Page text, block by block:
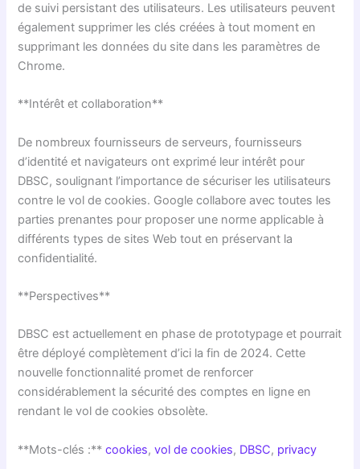
de suivi persistant des utilisateurs. Les utilisateurs peuvent
également supprimer les clés créées à tout moment en
supprimant les données du site dans les paramètres de
Chrome.
**Intérêt et collaboration**
De nombreux fournisseurs de serveurs, fournisseurs
d’identité et navigateurs ont exprimé leur intérêt pour
DBSC, soulignant l’importance de sécuriser les utilisateurs
contre le vol de cookies. Google collabore avec toutes les
parties prenantes pour proposer une norme applicable à
différents types de sites Web tout en préservant la
confidentialité.
**Perspectives**
DBSC est actuellement en phase de prototypage et pourrait
être déployé complètement d’ici la fin de 2024. Cette
nouvelle fonctionnalité promet de renforcer
considérablement la sécurité des comptes en ligne en
rendant le vol de cookies obsolète.
**Mots-clés :**cookies,vol de cookies, DBSC, privacy